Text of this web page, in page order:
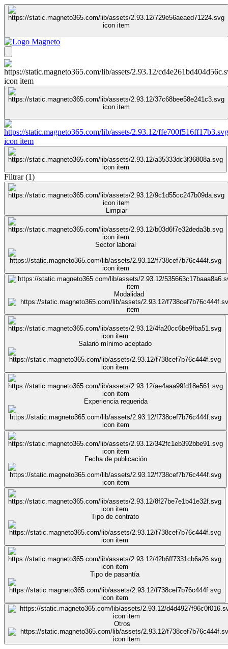
Filtrar(1)
Limpiar
Sector laboral
Modalidad
Salario mínimo aceptado
Experiencia requerida
Fecha de publicación
Tipo de contrato
Tipo de pasantía
Otros